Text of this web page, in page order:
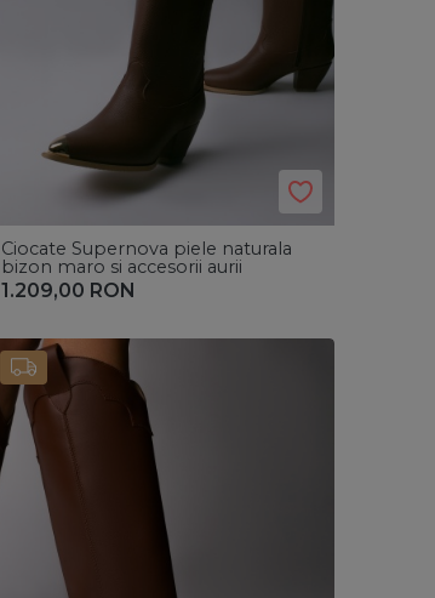
Ciocate Supernova piele naturala
bizon maro si accesorii aurii
1.209,00 RON